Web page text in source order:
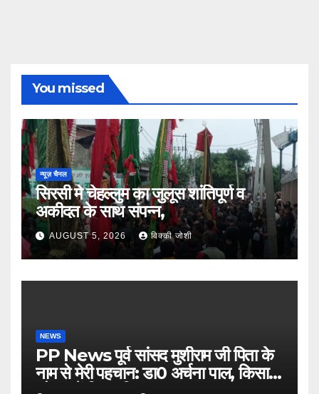
You missed
न्यूज़ चैनल
सिरसी मे चेहल्लुम का जुलूस शांतिपूर्ण व
अकीदत के साथ संपन्न,
AUGUST 5, 2026 विक्की जोशी
NEWS
PP News पूर्व सांसद मुशीराम जी पिता के
नाम से मेरी पहचान: डा0 अर्चना पाल, किसान